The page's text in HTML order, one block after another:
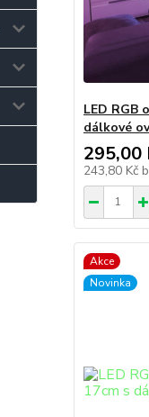
LED RGB
dálkové
295,00
243,80 Kč
Akce
Novinka